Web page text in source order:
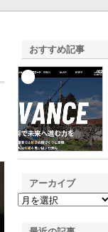
おすすめ記事
アーカイブ